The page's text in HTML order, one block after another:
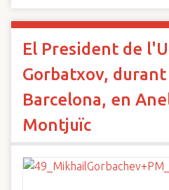
El President de
Gorbatxov,
Barcelona, en
Montjuïc